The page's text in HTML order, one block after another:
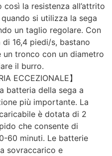
la resistenza all’attrito
si utilizza la sega
un taglio regolare. Con
16,4 piedi/s, bastano
tronco con un diametro
il burro.
ECCEZIONALE】
batteria della sega a
più importante. La
è dotata di 2
che consente di
60 minuti. Le batterie
sovraccarico e